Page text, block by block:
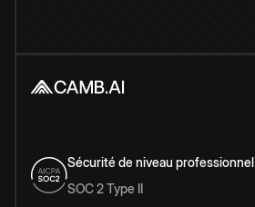
Sécurité de niveau professionnel
SOC 2 Type II